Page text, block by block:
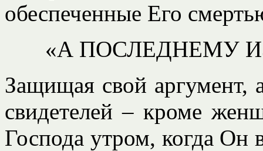
обеспеченные Его
«А ПОСЛЕДНЕМУ
Защищая свой аргумент,
свидетелей – кроме
Господа утром, когда